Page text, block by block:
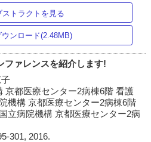
ストラクトを見る
ウンロード(2.48MB)
ファレンスを紹介します!
京都医療センター2病棟6階 看護
機構 京都医療センター2病棟6階
立病院機構 京都医療センター2病
301, 2016.